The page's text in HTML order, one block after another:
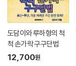
도담이와 루하형의 척
척 손가락 구구단법
12,700원